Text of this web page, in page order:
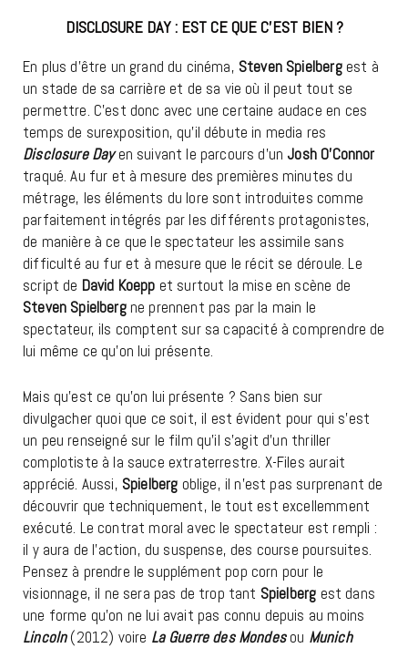
DISCLOSURE DAY : EST CE QUE C’EST BIEN ?
En plus d’être un grand du cinéma, Steven Spielbergest à
un stade de sa carrière et de sa vie où il peut tout se
permettre. C’est donc avec une certaine audace en ces
temps de surexposition, qu’il débute in media res
Disclosure Day en suivant le parcours d’un Josh O’Connor
traqué. Au fur et à mesure des premières minutes du
métrage, les éléments du lore sont introduites comme
parfaitement intégrés par les différents protagonistes,
de manière à ce que le spectateur les assimile sans
difficulté au fur et à mesure que le récit se déroule. Le
script de David Koepp et surtout la mise en scène de
Steven Spielbergne prennent pas par la main le
spectateur, ils comptent sur sa capacité à comprendre de
lui même ce qu’on lui présente.
Mais qu’est ce qu’on lui présente ? Sans bien sur
divulgacher quoi que ce soit, il est évident pour qui s’est
un peu renseigné sur le film qu’il s’agit d’un thriller
complotiste à la sauce extraterrestre. X-Files aurait
apprécié. Aussi, Spielberg oblige, il n’est pas surprenant de
découvrir que techniquement, le tout est excellemment
exécuté. Le contrat moral avec le spectateur est rempli :
il y aura de l’action, du suspense, des course poursuites.
Pensez à prendre le supplément pop corn pour le
visionnage, il ne sera pas de trop tant Spielberg est dans
une forme qu’on ne lui avait pas connu depuis au moins
Lincoln(2012) voire La Guerre des Mondesou Munich